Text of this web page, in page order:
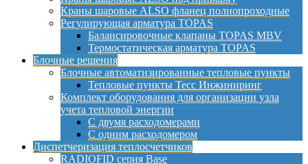
Краны шаровые ALSO фланец полнопроходные
Регулирующая арматура TOPAS
Балансировочные клапаны TOPAS MBV
Термостатическая арматура TOPAS
Блочные решения
Блочные автоматизированные тепловые пункты
Тепловые пункты Тесс Инжиниринг
Комплект оборудования для организации узла
учета тепловой энергии
С двумя расходомерами
С одним расходомером
Диспетчеризация теплосчетчиков
RADIOFID серия Base